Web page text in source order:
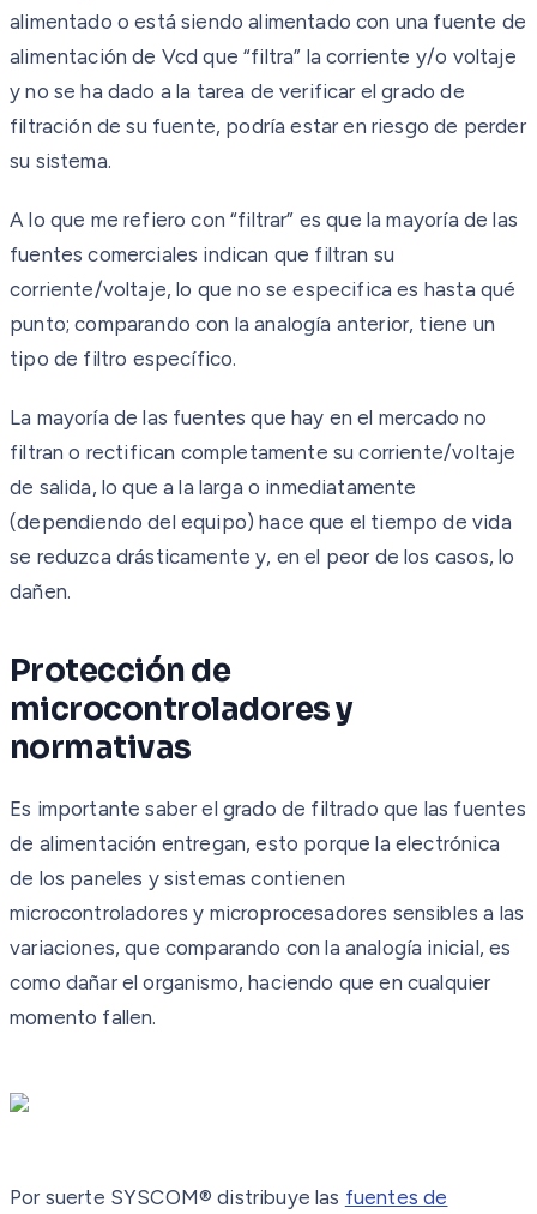
alimentado o está siendo alimentado con una fuente de
alimentación de Vcd que “filtra” la corriente y/o voltaje
y no se ha dado a la tarea de verificar el grado de
filtración de su fuente, podría estar en riesgo de perder
su sistema.
A lo que me refiero con “filtrar” es que la mayoría de las
fuentes comerciales indican que filtran su
corriente/voltaje, lo que no se especifica es hasta qué
punto; comparando con la analogía anterior, tiene un
tipo de filtro específico.
La mayoría de las fuentes que hay en el mercado no
filtran o rectifican completamente su corriente/voltaje
de salida, lo que a la larga o inmediatamente
(dependiendo del equipo) hace que el tiempo de vida
se reduzca drásticamente y, en el peor de los casos, lo
dañen.
Protección de
microcontroladores y
normativas
Es importante saber el grado de filtrado que las fuentes
de alimentación entregan, esto porque la electrónica
de los paneles y sistemas contienen
microcontroladores y microprocesadores sensibles a las
variaciones, que comparando con la analogía inicial, es
como dañar el organismo, haciendo que en cualquier
momento fallen.
Por suerte SYSCOM® distribuye las fuentes de